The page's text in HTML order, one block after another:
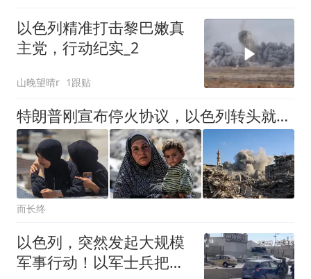
以色列精准打击黎巴嫩真
主党，行动纪实_2
山晚望晴r 1跟贴
特朗普刚宣布停火协议，以色列转头就炸死33人，这是打谁的脸？
而长终
以色列，突然发起大规模
军事行动！以军士兵把枪